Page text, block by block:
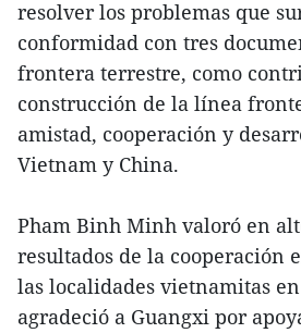
resolver los problemas que
conformidad con tres
frontera terrestre, como
construcción de la línea
amistad, cooperación y
Vietnam y China.
Pham Binh Minh valoró en
resultados de la cooperación
las localidades vietnamitas
agradeció a Guangxi por